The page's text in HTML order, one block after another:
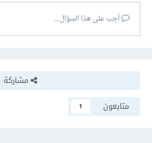
أجب على هذا السؤال...
مشاركة
متابعون
1